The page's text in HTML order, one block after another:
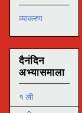
व्याकरण
दैनंदिन
अभ्यासमाला
१ ली